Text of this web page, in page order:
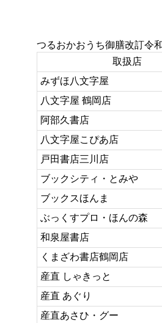
つるおかおうち
取扱店
みずほ八文字屋
八文字屋 鶴岡店
阿部久書店
八文字屋こぴあ店
戸田書店三川店
ブックシティ・とみや
ブックスほんま
ぶっくすプロ・ほんの森
和泉屋書店
くまざわ書店鶴岡店
産直 しゃきっと
産直 あぐり
産直あさひ・グー